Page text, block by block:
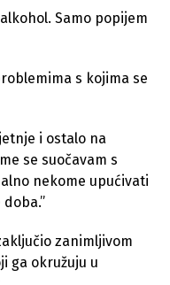
Samo popijem
s kojima se
i ostalo na
se suočavam s
nekome upućivati
zanimljivom
ga okružuju u